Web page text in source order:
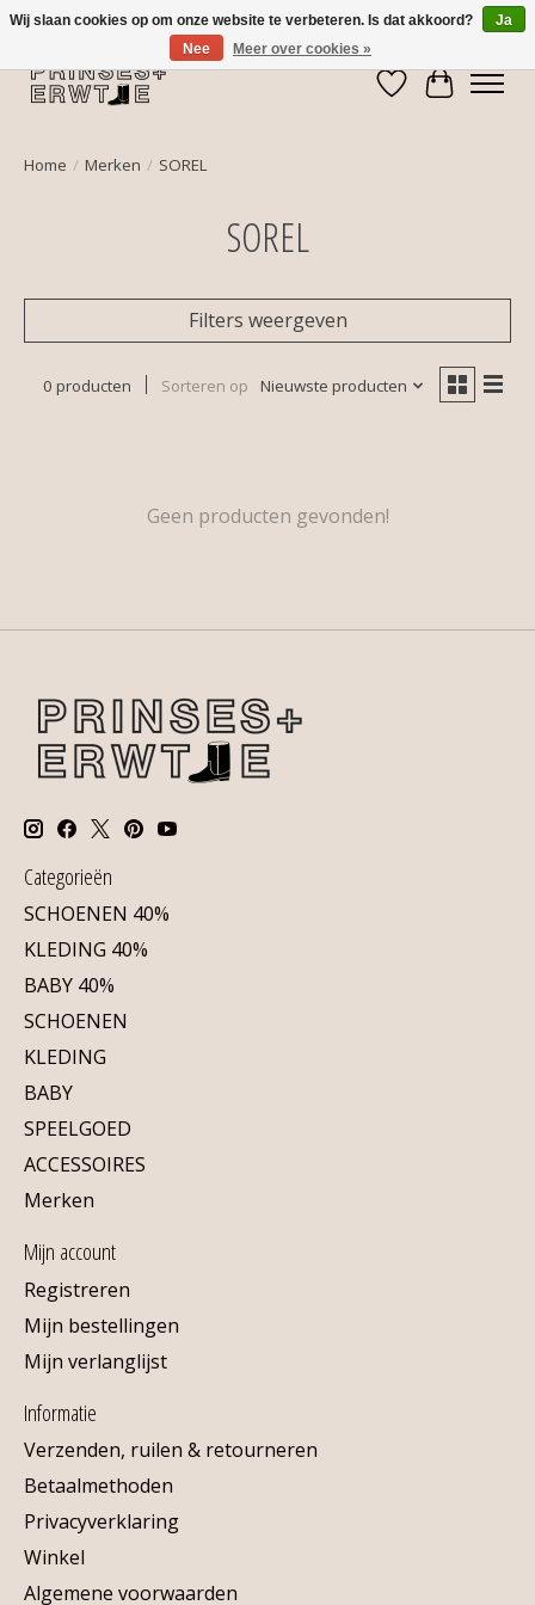
Verlanglijst
Home / Merken / SOREL
SOREL
Filters weergeven
0 producten Sorteren op Nieuwste producten
Geen producten gevonden!
Categorieën
SCHOENEN 40%
KLEDING 40%
BABY 40%
SCHOENEN
KLEDING
BABY
SPEELGOED
ACCESSOIRES
Merken
Mijn account
Registreren
Mijn bestellingen
Mijn verlanglijst
Informatie
Verzenden, ruilen & retourneren
Betaalmethoden
Privacyverklaring
Winkel
Algemene voorwaarden
Wij slaan cookies op om onze website te verbeteren. Is dat akkoord?
Ja
Nee
Meer over cookies »